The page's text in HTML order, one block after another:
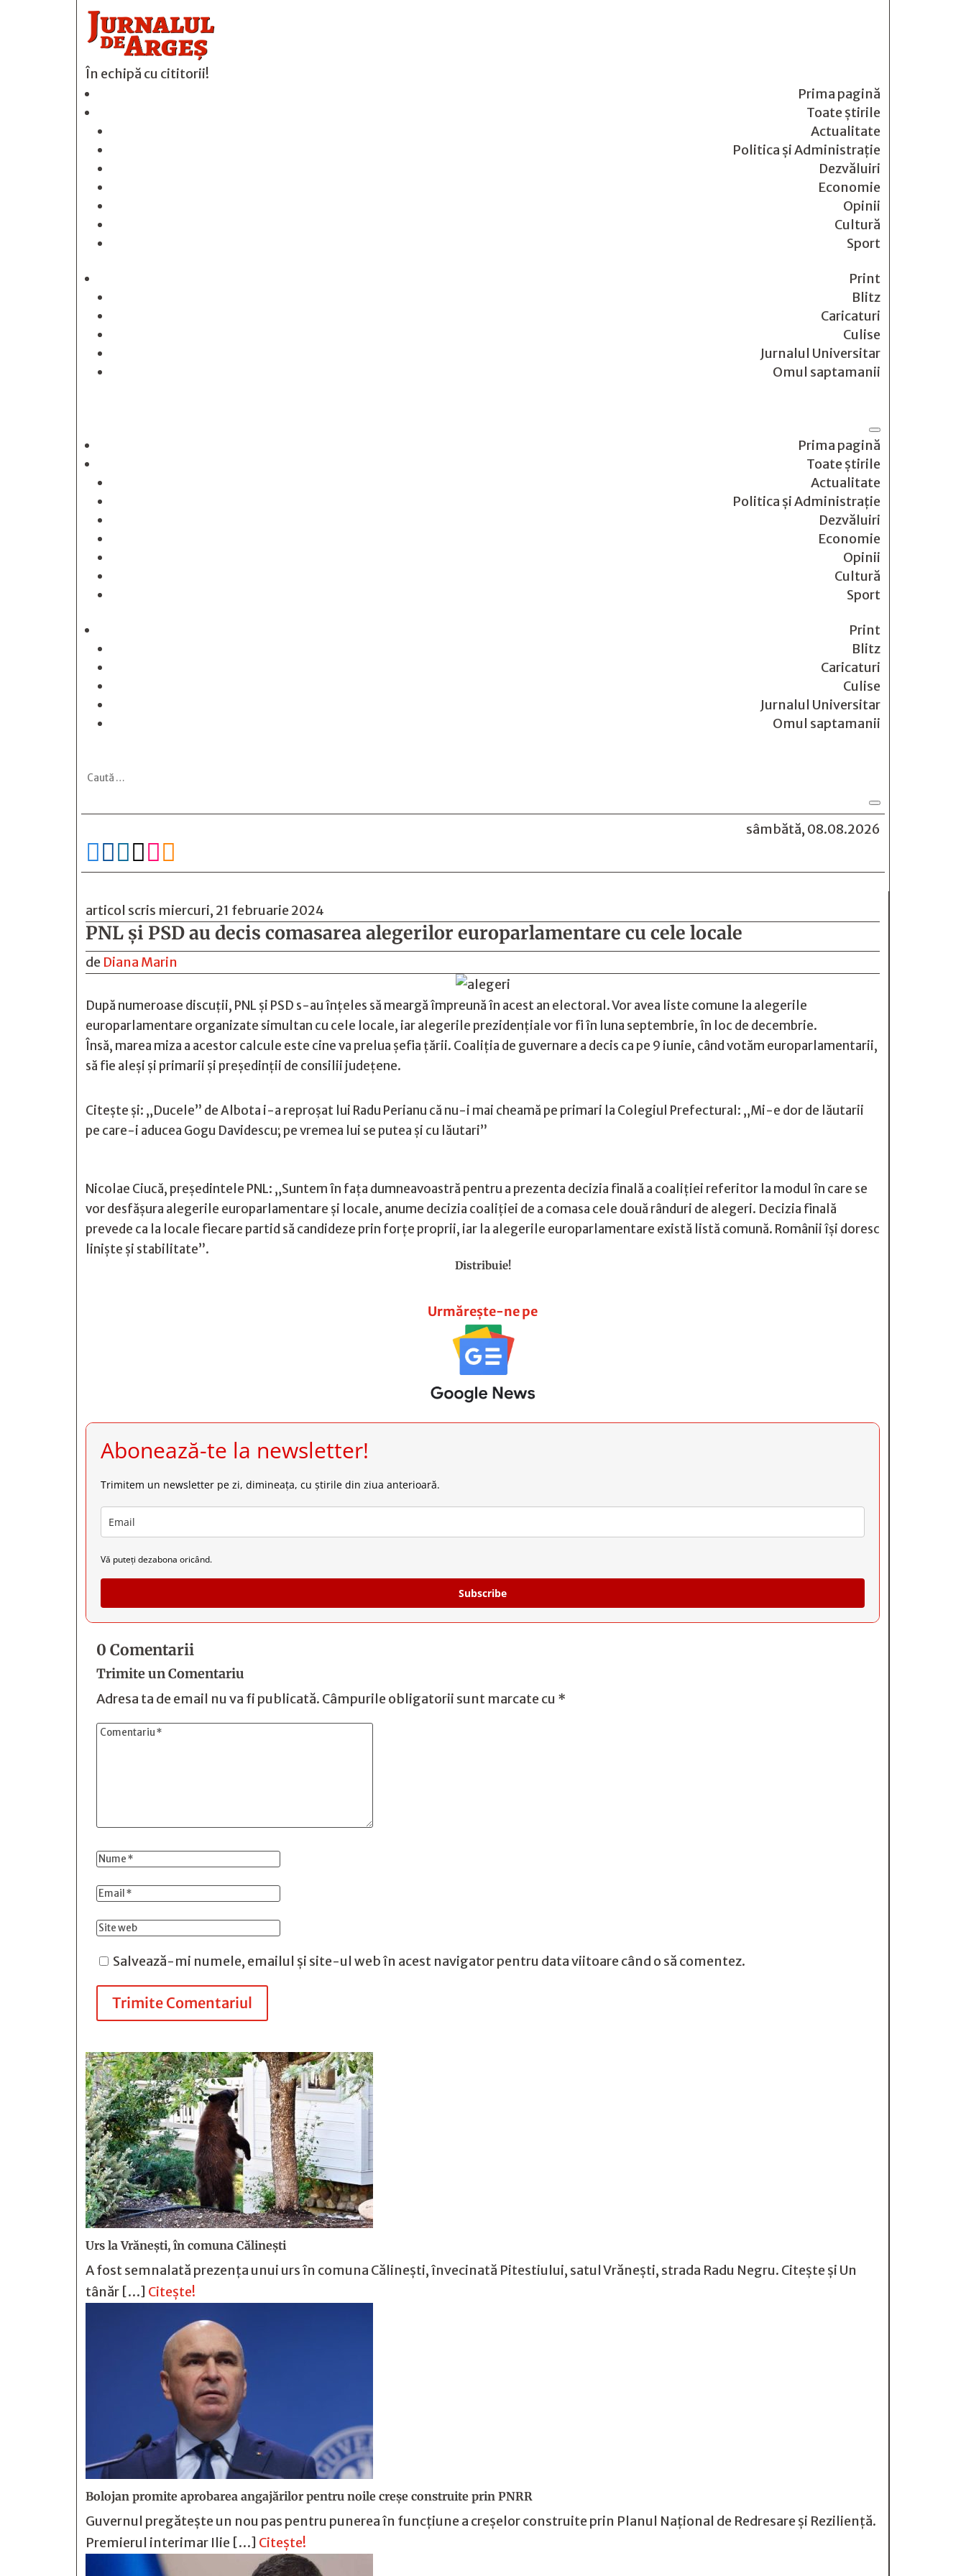
În echipă cu cititorii!
Prima pagină
Toate știrile
Actualitate
Politica și Administrație
Dezvăluiri
Economie
Opinii
Cultură
Sport
Print
Blitz
Caricaturi
Culise
Jurnalul Universitar
Omul saptamanii
Prima pagină
Toate știrile
Actualitate
Politica și Administrație
Dezvăluiri
Economie
Opinii
Cultură
Sport
Print
Blitz
Caricaturi
Culise
Jurnalul Universitar
Omul saptamanii
sâmbătă, 08.08.2026

articol scris miercuri, 21 februarie 2024
PNL și PSD au decis comasarea alegerilor europarlamentare cu cele locale
de Diana Marin
După numeroase discuții, PNL și PSD s-au înțeles să meargă împreună în acest an electoral. Vor avea liste comune la alegerile
europarlamentare organizate simultan cu cele locale, iar alegerile prezidențiale vor fi în luna septembrie, în loc de decembrie.
Însă, marea miza a acestor calcule este cine va prelua șefia țării. Coaliția de guvernare a decis ca pe 9 iunie, când votăm europarlamentarii,
să fie aleși și primarii și președinții de consilii județene.
Citește și: „Ducele” de Albota i-a reproşat lui Radu Perianu că nu-i mai cheamă pe primari la Colegiul Prefectural: „Mi-e dor de lăutarii
pe care-i aducea Gogu Davidescu; pe vremea lui se putea şi cu lăutari”
Nicolae Ciucă, președintele PNL: „Suntem în faţa dumneavoastră pentru a prezenta decizia finală a coaliţiei referitor la modul în care se
vor desfăşura alegerile europarlamentare şi locale, anume decizia coaliţiei de a comasa cele două rânduri de alegeri. Decizia finală
prevede ca la locale fiecare partid să candideze prin forțe proprii, iar la alegerile europarlamentare există listă comună. Românii își doresc
liniște și stabilitate”.
Distribuie!
Urmărește-ne pe
Abonează-te la newsletter!
Trimitem un newsletter pe zi, dimineața, cu știrile din ziua anterioară.
Vă puteți dezabona oricând.
Subscribe
0 Comentarii
Trimite un Comentariu
Adresa ta de email nu va fi publicată. Câmpurile obligatorii sunt marcate cu *
Salvează-mi numele, emailul și site-ul web în acest navigator pentru data viitoare când o să comentez.
Trimite Comentariul
Urs la Vrănești, în comuna Călinești
A fost semnalată prezența unui urs în comuna Călinești, învecinată Pitestiului, satul Vrănești, strada Radu Negru. Citește și Un
tânăr […] Citește!
Bolojan promite aprobarea angajărilor pentru noile creșe construite prin PNRR
Guvernul pregătește un nou pas pentru punerea în funcțiune a creșelor construite prin Planul Național de Redresare și Reziliență.
Premierul interimar Ilie […] Citește!